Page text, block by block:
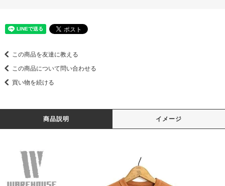
この商品を友達に教える
この商品について問い合わせる
買い物を続ける
商品説明 イメージ